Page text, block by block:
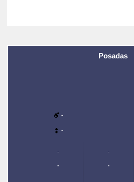
Posadas
-
-
-
-
-
-